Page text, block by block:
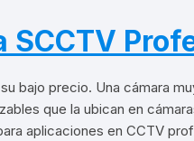
SCCTV
bajo precio. Una cámara
que la ubican en
aplicaciones en CCTV